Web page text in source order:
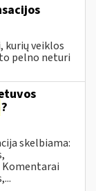
kurių veiklos
pelno neturi
?
skelbiama: